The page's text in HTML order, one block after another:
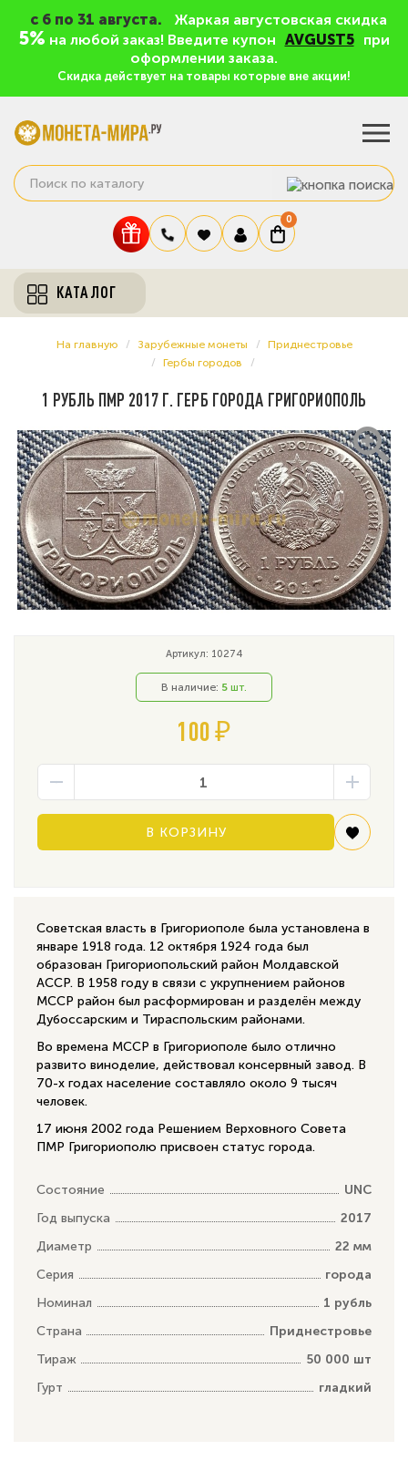
c 6 по 31 августа. Жаркая августовская скидка
5% на любой заказ! Введите купон AVGUST5
при
оформлении заказа.
Скидка действует на товары которые вне акции!
0
КАТАЛОГ
На главную Зарубежные монеты
Приднестровье
Гербы городов
1 РУБЛЬ ПМР 2017 Г. ГЕРБ ГОРОДА ГРИГОРИОПОЛЬ
Артикул: 10274
В наличие: 5 шт.
100 ₽
В КОРЗИНУ
Советская власть в Григориополе была установлена в
январе 1918 года. 12 октября 1924 года был
образован Григориопольский район Молдавской
АССР. В 1958 году в связи с укрупнением районов
МССР район был расформирован и разделён между
Дубоссарским и Тираспольским районами.
Во времена МССР в Григориополе было отлично
развито виноделие, действовал консервный завод. В
70-х годах население составляло около 9 тысяч
человек.
17 июня 2002 года Решением Верховного Совета
ПМР Григориополю присвоен статус города.
Состояние
UNC
Год выпуска
2017
Диаметр
22 мм
Серия
города
Номинал
1 рубль
Страна
Приднестровье
Тираж
50 000 шт
Гурт
гладкий